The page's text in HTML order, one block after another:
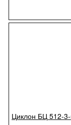
Циклон БЦ 512-